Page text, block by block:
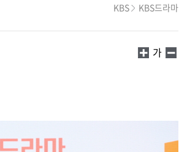
KBS KBS드라마
가